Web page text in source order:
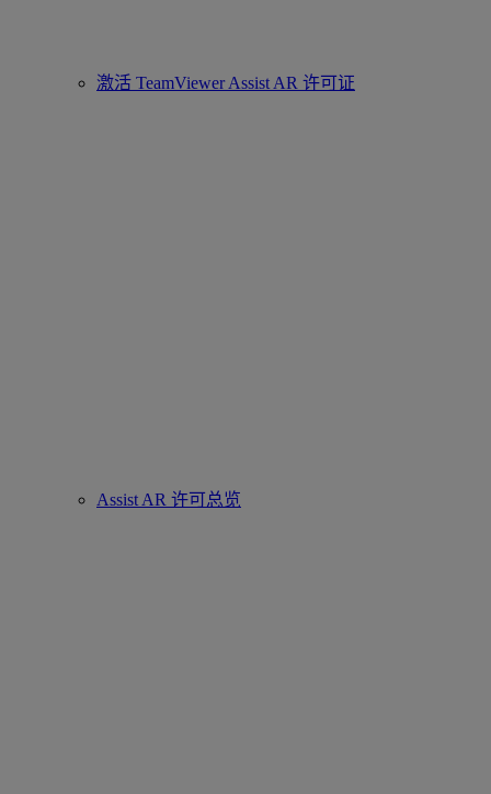
激活 TeamViewer Assist AR 许可证
Assist AR 许可总览